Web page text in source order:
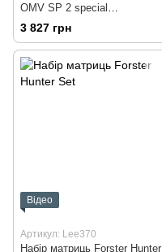
OMV SP 2 special
гладкоствольних патронів
3 827 грн
Відео
Артикул: Lee370
Набір матриць Forster Hunter